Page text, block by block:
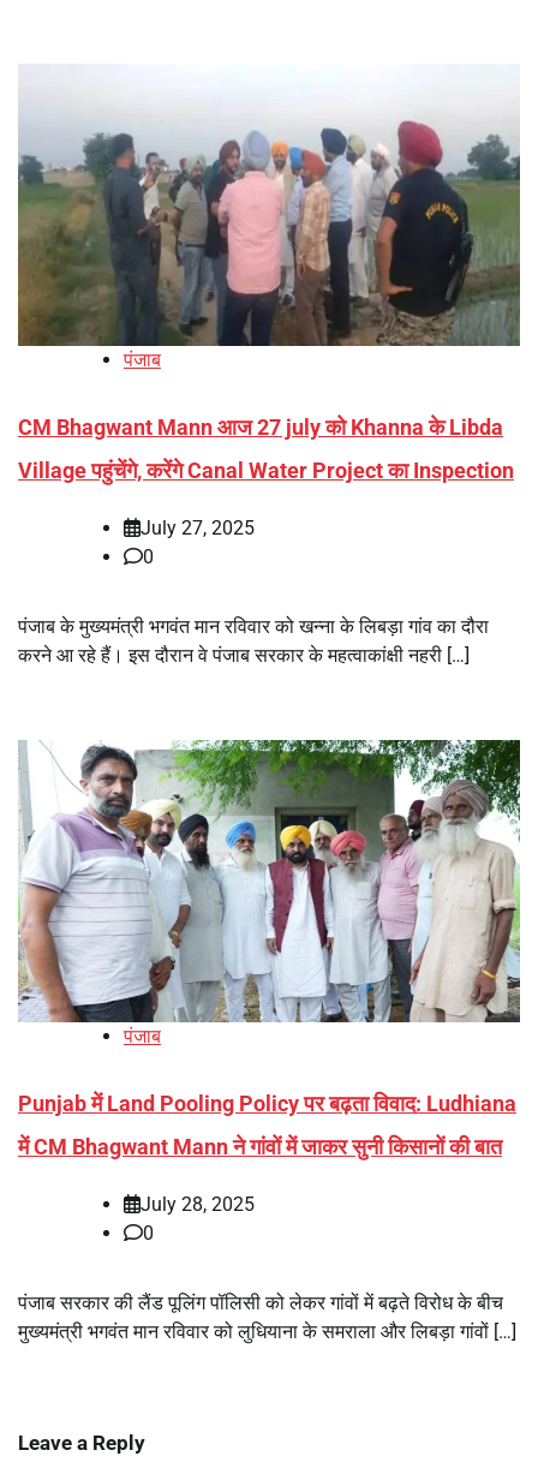
पंजाब
CM Bhagwant Mann आज 27 july को Khanna के Libda
Village पहुंचेंगे, करेंगे Canal Water Project का Inspection
July 27, 2025
0
पंजाब के मुख्यमंत्री भगवंत मान रविवार को खन्ना के लिबड़ा गांव का दौरा
करने आ रहे हैं। इस दौरान वे पंजाब सरकार के महत्वाकांक्षी नहरी […]
पंजाब
Punjab में Land Pooling Policy पर बढ़ता विवाद: Ludhiana
में CM Bhagwant Mann ने गांवों में जाकर सुनी किसानों की बात
July 28, 2025
0
पंजाब सरकार की लैंड पूलिंग पॉलिसी को लेकर गांवों में बढ़ते विरोध के बीच
मुख्यमंत्री भगवंत मान रविवार को लुधियाना के समराला और लिबड़ा गांवों […]
Leave a Reply